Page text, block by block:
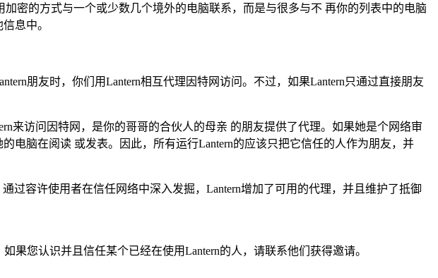
加密的方式与一个或少数几个境外的电脑联系，而是与很多与不 再你的列表中的电脑
息中。
朋友时，你们用Lantern相互代理因特网访问。不过，如果Lantern只通过直接朋友
来访问因特网，是你的哥哥的合伙人的母亲 的朋友提供了代理。如果她是个网络审
电脑在阅读 或发表。因此，所有运行Lantern的应该只把它信任的人作为朋友，并
容许使用者在信任网络中深入发掘，Lantern增加了可用的代理，并且维护了抵御
果您认识并且信任某个已经在使用Lantern的人，请联系他们获得邀请。